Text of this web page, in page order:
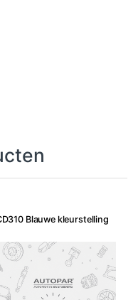
Blauwe kleurstelling